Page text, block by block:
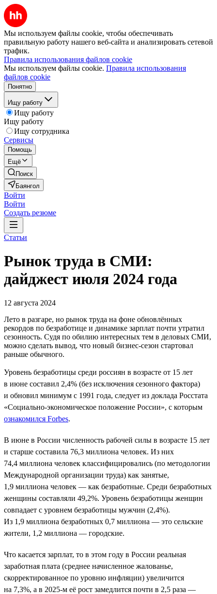
Мы используем файлы cookie, чтобы обеспечивать
правильную работу нашего веб-сайта и анализировать сетевой
трафик.
Правила использования файлов cookie
Мы используем файлы cookie. Правила использования
файлов cookie
Понятно
Ищу работу
Ищу работу
Ищу работу
Ищу сотрудника
Сервисы
Помощь
Ещё
Поиск
Баянгол
Войти
Войти
Создать резюме
Статьи
Рынок труда в СМИ:
дайджест июля 2024 года
12 августа 2024
Лето в разгаре, но рынок труда на фоне обновлённых
рекордов по безработице и динамике зарплат почти утратил
сезонность. Судя по обилию интересных тем в деловых СМИ,
можно сделать вывод, что новый бизнес-сезон стартовал
раньше обычного.
Уровень безработицы среди россиян в возрасте от 15 лет
в июне составил 2,4% (без исключения сезонного фактора)
и обновил минимум с 1991 года, следует из доклада Росстата
«Социально-экономическое положение России», с которым
ознакомился Forbes.
В июне в России численность рабочей силы в возрасте 15 лет
и старше составила 76,3 миллиона человек. Из них
74,4 миллиона человек классифицировались (по методологии
Международной организации труда) как занятые,
1,9 миллиона человек — как безработные. Среди безработных
женщины составляли 49,2%. Уровень безработицы женщин
совпадает с уровнем безработицы мужчин (2,4%).
Из 1,9 миллиона безработных 0,7 миллиона — это сельские
жители, 1,2 миллиона — городские.
Что касается зарплат, то в этом году в России реальная
заработная плата (среднее начисленное жалованье,
скорректированное по уровню инфляции) увеличится
на 7,3%, а в 2025-м её рост замедлится почти в 2,5 раза —